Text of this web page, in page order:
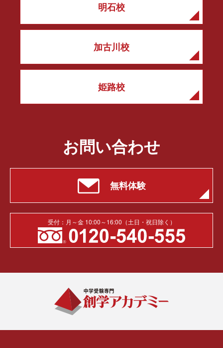
明石校
加古川校
姫路校
お問い合わせ
無料体験
受付：月～金 10:00～16:00（土日・祝日除く）